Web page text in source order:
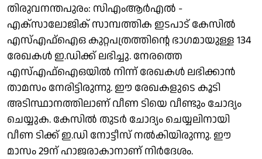
തിരുവനന്തപുരം: സിഎംആർഎൽ -
എക്സാലോജിക് സാമ്പത്തിക ഇടപാട് കേസിൽ
എസ്എഫ്ഐഒ കുറ്റപത്രത്തിന്റെ ഭാഗമായുള്ള 134
രേഖകൾ ഇ.ഡിക്ക് ലഭിച്ചു. നേരത്തെ
എസ്എഫ്ഐഒയിൽ നിന്ന് രേഖകൾ ലഭിക്കാൻ
താമസം നേരിട്ടിരുന്നു. ഈ രേഖകളുടെ കൂടി
അടിസ്ഥാനത്തിലാണ് വീണ ടിയെ വീണ്ടും ചോദ്യം
ചെയ്യുക. കേസിൽ തുടർ ചോദ്യം ചെയ്യലിനായി
വീണ ടിക്ക് ഇ.ഡി നോട്ടീസ് നൽകിയിരുന്നു. ഈ
മാസം 29ന് ഹാജരാകാനാണ് നിർദേശം.